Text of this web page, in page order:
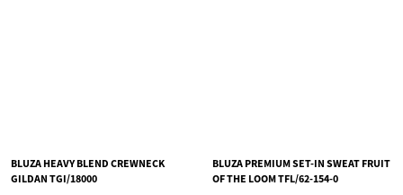
BLUZA HEAVY BLEND CREWNECK
GILDAN TGI/18000
BLUZA PREMIUM SET-IN SWEAT FRUIT
OF THE LOOM TFL/62-154-0